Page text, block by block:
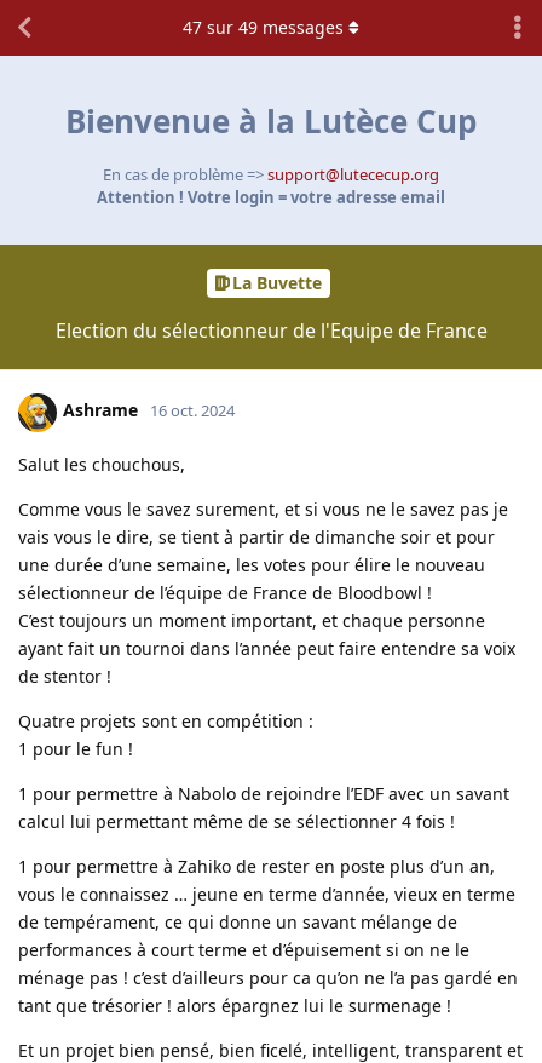
Bienvenue à la Lutèce Cup
En cas de problème =>support@lutececup.org
Attention ! Votre login = votre adresse email
La Buvette
Election du sélectionneur de l'Equipe de France
47 sur 49 messages
Ashrame 16 oct. 2024
Salut les chouchous,
Comme vous le savez surement, et si vous ne le savez pas je
vais vous le dire, se tient à partir de dimanche soir et pour
une durée d’une semaine, les votes pour élire le nouveau
sélectionneur de l’équipe de France de Bloodbowl !
C’est toujours un moment important, et chaque personne
ayant fait un tournoi dans l’année peut faire entendre sa voix
de stentor !
Quatre projets sont en compétition :
1 pour le fun !
1 pour permettre à Nabolo de rejoindre l’EDF avec un savant
calcul lui permettant même de se sélectionner 4 fois !
1 pour permettre à Zahiko de rester en poste plus d’un an,
vous le connaissez … jeune en terme d’année, vieux en terme
de tempérament, ce qui donne un savant mélange de
performances à court terme et d’épuisement si on ne le
ménage pas ! c’est d’ailleurs pour ca qu’on ne l’a pas gardé en
tant que trésorier ! alors épargnez lui le surmenage !
Et un projet bien pensé, bien ficelé, intelligent, transparent et